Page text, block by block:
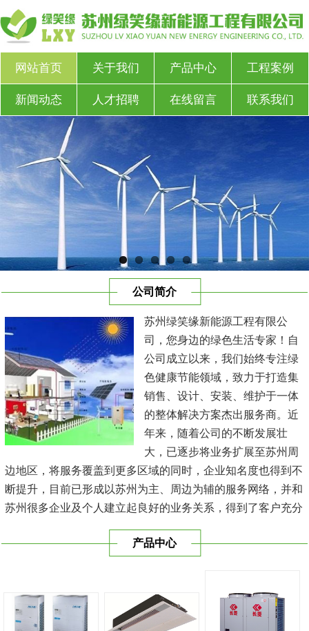
网站首页 关于我们 产品中心 工程案例
新闻动态 人才招聘 在线留言 联系我们
公司简介
苏州绿笑缘新能源工程有限公
司，您身边的绿色生活专家！自
公司成立以来，我们始终专注绿
色健康节能领域，致力于打造集
销售、设计、安装、维护于一体
的整体解决方案杰出服务商。近
年来，随着公司的不断发展壮
大，已逐步将业务扩展至苏州周
边地区，将服务覆盖到更多区域的同时，企业知名度也得到不
断提升，目前已形成以苏州为主、周边为辅的服务网络，并和
苏州很多企业及个人建立起良好的业务关系，得到了客户充分
与时俱进，树立良好的企业形象，以优质的服务、优质的技术
产品中心